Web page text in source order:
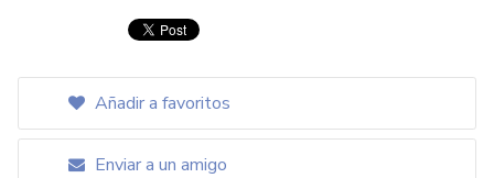
Añadir a favoritos
Enviar a un amigo